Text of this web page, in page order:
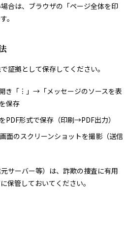
合は、ブラウザの「ページ全体を印
。
証拠として保存してください。
き「︙」→「メッセージのソースを表
保存
PDF形式で保存（印刷→PDF出力）
面のスクリーンショットを撮影（送信
サーバー等）は、詐欺の捜査に有用
保管しておいてください。